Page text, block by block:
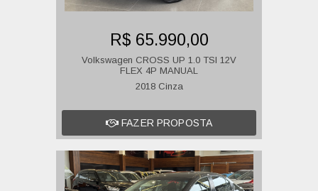
R$ 65.990,00
Volkswagen CROSS UP 1.0 TSI 12V
FLEX 4P MANUAL
2018 Cinza
FAZER PROPOSTA